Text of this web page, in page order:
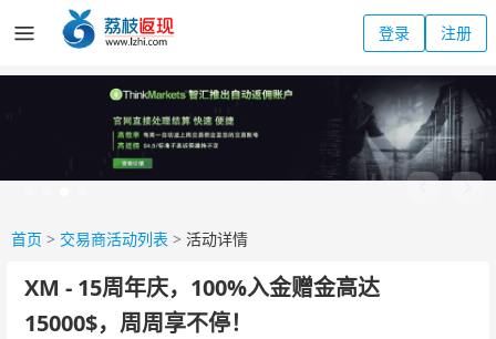
登录 注册
首页 > 交易商活动列表 > 活动详情
XM - 15周年庆，100%入金赠金高达
15000$，周周享不停！